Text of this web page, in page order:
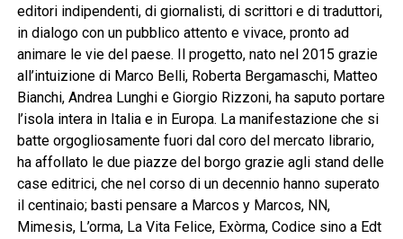
editori indipendenti, di giornalisti, di scrittori e di traduttori,
in dialogo con un pubblico attento e vivace, pronto ad
animare le vie del paese. Il progetto, nato nel 2015 grazie
all’intuizione di Marco Belli, Roberta Bergamaschi, Matteo
Bianchi, Andrea Lunghi e Giorgio Rizzoni, ha saputo portare
l’isola intera in Italia e in Europa. La manifestazione che si
batte orgogliosamente fuori dal coro del mercato librario,
ha affollato le due piazze del borgo grazie agli stand delle
case editrici, che nel corso di un decennio hanno superato
il centinaio; basti pensare a Marcos y Marcos, NN,
Mimesis, L’orma, La Vita Felice, Exòrma, Codice sino a Edt